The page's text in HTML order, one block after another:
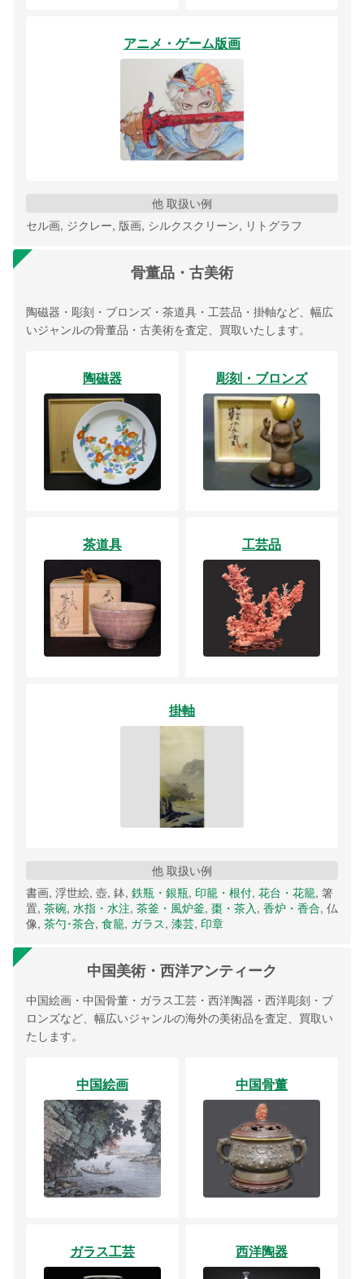
アニメ・ゲーム版画
他 取扱い例
セル画, ジクレー, 版画, シルクスクリーン, リトグラフ
骨董品・古美術
陶磁器・彫刻・ブロンズ・茶道具・工芸品・掛軸など、幅広
いジャンルの骨董品・古美術を査定、買取いたします。
陶磁器 彫刻・ブロンズ
茶道具 工芸品
掛軸
他 取扱い例
書画, 浮世絵, 壺, 鉢, 鉄瓶・銀瓶, 印籠・根付, 花台・花籠, 箸
置, 茶碗, 水指・水注, 茶釜・風炉釜, 棗・茶入, 香炉・香合, 仏
像, 茶勺･茶合, 食籠, ガラス, 漆芸, 印章
中国美術・西洋アンティーク
中国絵画・中国骨董・ガラス工芸・西洋陶器・西洋彫刻・ブ
ロンズなど、幅広いジャンルの海外の美術品を査定、買取い
たします。
中国絵画 中国骨董
ガラス工芸 西洋陶器